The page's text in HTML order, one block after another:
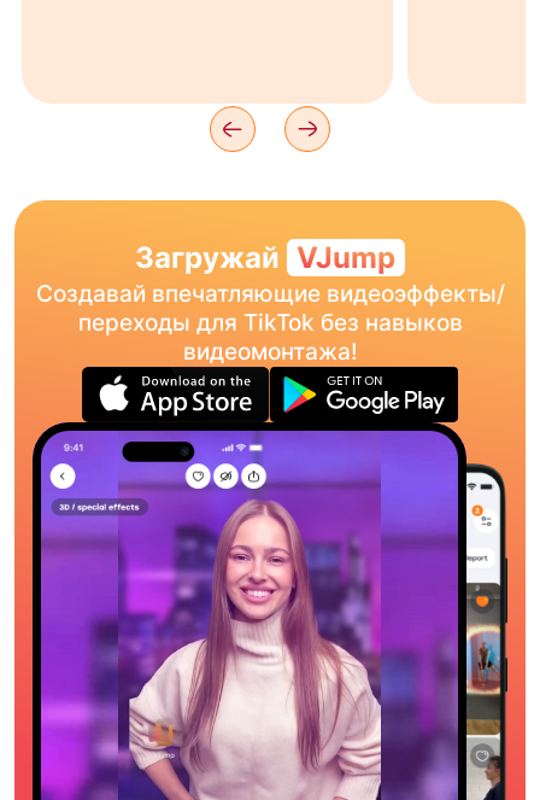
Загружай VJump
Создавай впечатляющие видеоэффекты/
переходы для TikTok без навыков
видеомонтажа!